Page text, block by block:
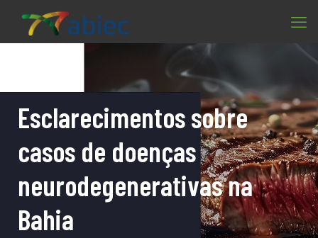
Esclarecimentos sobre
casos de doenças
neurodegenerativas na
Bahia